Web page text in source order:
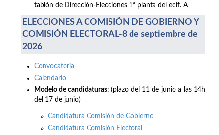
tablón de Dirección-Elecciones 1ª planta del edif. A
ELECCIONES A COMISIÓN DE GOBIERNO Y
COMISIÓN ELECTORAL-8 de septiembre de
2026
Convocatoria
Calendario
Modelo de candidaturas: (plazo del 11 de junio a las 14h
del 17 de junio)
Candidatura Comisión de Gobierno
Candidatura Comisión Electoral